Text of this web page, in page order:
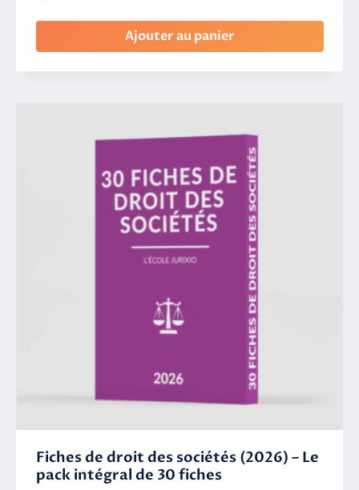
Ajouter au panier
Fiches de droit des sociétés (2026) – Le
pack intégral de 30 fiches